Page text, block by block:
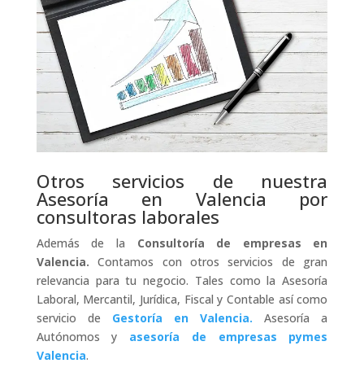
Otros servicios de nuestra
Asesoría en Valencia por
consultoras laborales
Además de la Consultoría de empresas en
Valencia. Contamos con otros servicios de gran
relevancia para tu negocio. Tales como la Asesoría
Laboral, Mercantil, Jurídica, Fiscal y Contable así como
servicio de Gestoría en Valencia. Asesoría a
Autónomos y asesoría de empresas pymes
Valencia.